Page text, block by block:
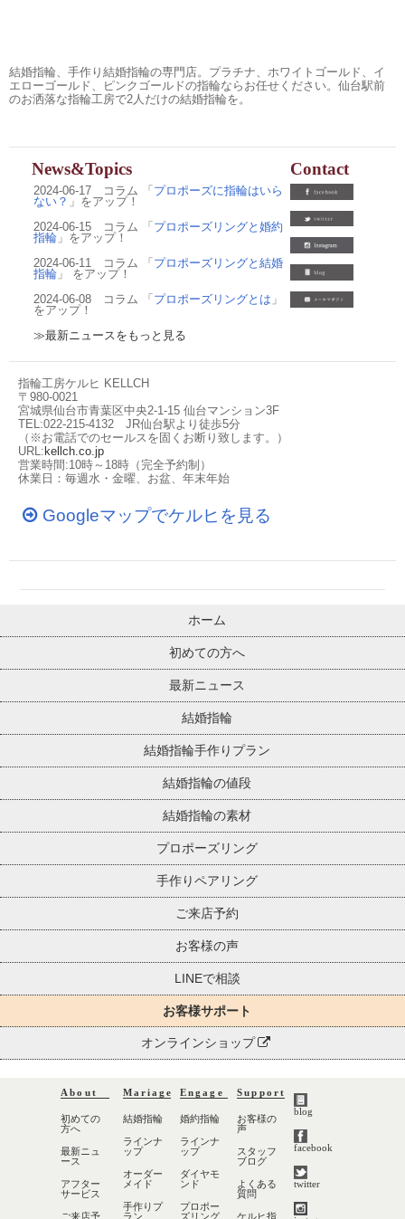
結婚指輪、手作り結婚指輪の専門店。プラチナ、ホワイトゴールド、イ
エローゴールド、ピンクゴールドの指輪ならお任せください。仙台駅前
のお洒落な指輪工房で2人だけの結婚指輪を。
News&Topics
2024-06-17 コラム 「 プロポーズに指輪はいら
ない？ 」をアップ！
2024-06-15 コラム 「 プロポーズリングと婚約
指輪 」をアップ！
2024-06-11 コラム 「 プロポーズリングと結婚
指輪 」 をアップ！
2024-06-08 コラム 「 プロポーズリングとは 」
をアップ！
≫最新ニュースをもっと見る
Contact
指輪工房ケルヒ KELLCH
〒980-0021
宮城県仙台市青葉区中央2-1-15 仙台マンション3F
TEL:022-215-4132 JR仙台駅より徒歩5分
（※お電話でのセールスを固くお断り致します。）
URL: kellch.co.jp
営業時間:10時～18時（完全予約制）
休業日：毎週水・金曜、お盆、年末年始
Googleマップでケルヒを見る
ホーム
初めての方へ
最新ニュース
結婚指輪
結婚指輪手作りプラン
結婚指輪の値段
結婚指輪の素材
プロポーズリング
手作りペアリング
ご来店予約
お客様の声
LINEで相談
お客様サポート
オンラインショップ
About
初めての
方へ
最新ニュ
ース
アフター
サービス
ご来店予
Mariage
結婚指輪
ラインナ
ップ
オーダー
メイド
手作りプ
ラン
Engage
婚約指輪
ラインナ
ップ
ダイヤモ
ンド
プロポー
ズリング
Support
お客様の
声
スタッフ
ブログ
よくある
質問
ケルヒ指
blog
facebook
twitter